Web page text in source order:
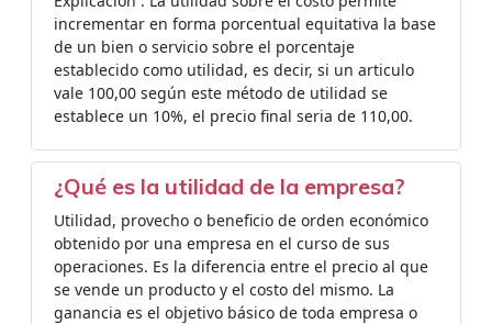
incrementar en forma porcentual equitativa la base
de un bien o servicio sobre el porcentaje
establecido como utilidad, es decir, si un articulo
vale 100,00 según este método de utilidad se
establece un 10%, el precio final seria de 110,00.
¿Qué es la utilidad de la empresa?
Utilidad, provecho o beneficio de orden económico
obtenido por una empresa en el curso de sus
operaciones. Es la diferencia entre el precio al que
se vende un producto y el costo del mismo. La
ganancia es el objetivo básico de toda empresa o